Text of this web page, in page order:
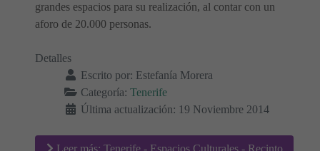
grandes espacios para su realización, al contar con un
aforo de 20.000 personas.
Detalles
Escrito por: Estefanía Morera
Categoría: Tenerife
Última actualización: 19 Noviembre 2014